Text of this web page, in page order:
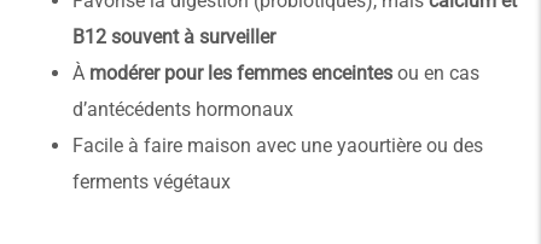
B12 souvent à surveiller
À modérer pour les femmes enceintes ou en cas
d’antécédents hormonaux
Facile à faire maison avec une yaourtière ou des
ferments végétaux